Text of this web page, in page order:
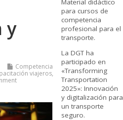
y
Competencia
viajeros,
Material didáctico
para cursos de
competencia
profesional para el
transporte.
La DGT ha
participado en
«Transforming
Transportation
2025»: Innovación
y digitalización para
un transporte
seguro.